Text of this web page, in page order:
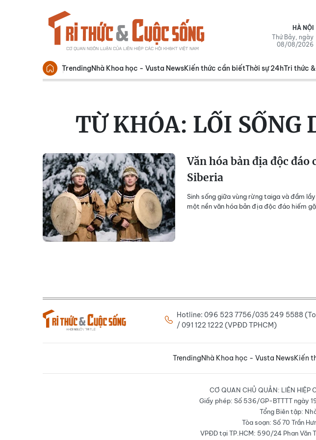
HÀ NỘI
Thứ Bảy, ngày
08/08/2026
TrendingNhà Khoa học - Vusta NewsKiến thức cần biếtThời sự 24hTri thức
TỪ KHÓA: LỐI SỐNG
Văn hóa bản địa độc
Siberia
Sinh sống giữa vùng rừng taiga và đầm
một nền văn hóa bản địa độc đáo hiếm
Hotline: 096 523 7756/035 249 5588
/ 091 122 1222 (VPĐD TPHCM)
TrendingNhà Khoa học - Vusta NewsKiến
CƠ QUAN CHỦ QUẢN: LIÊN HIỆP
Giấy phép: Số 536/GP-BTTTT ngày
Tổng Biên tập:
Tòa soạn: Số 70 Trần
VPĐD tại TP.HCM: 590/24 Phan Văn